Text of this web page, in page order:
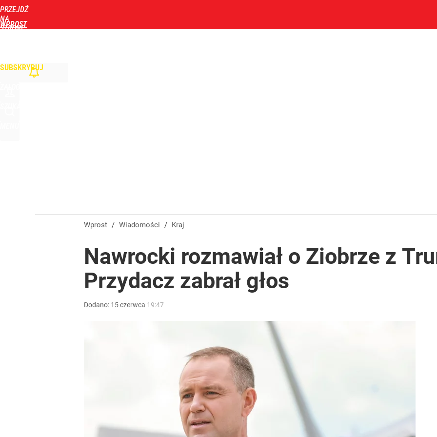
PRZEJDŹ
NA
STRONĘ
WPROST
SUBSKRYBUJ
1
Tajemnica paragonów grozy. Tak restauratorzy manipulują cenami nad morzem
Ma ustąpić miejsca Hołowni, reaguje na „wyrzucenie”. „Zwykły handelek stanowiskiem wicepremiera”
Temu, Shein i AliExpress już nie takie atrakcyjne. Polaków zapytano o zakupy
Wprost / Wiadomości / Kraj
Nawrocki rozmawiał o Ziobrze z
Przydacz zabrał głos
Dodano: 15czerwca 19:47